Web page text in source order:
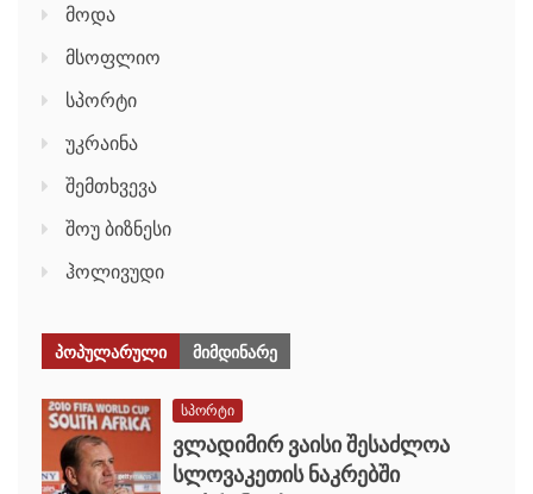
მოდა
მსოფლიო
სპორტი
უკრაინა
შემთხვევა
შოუ ბიზნესი
ჰოლივუდი
ᲞᲝᲞᲣᲚᲐᲠᲣᲚᲘ ᲛᲘᲛᲓᲘᲜᲐᲠᲔ
სპორტი
ვლადიმირ ვაისი შესაძლოა
სლოვაკეთის ნაკრებში